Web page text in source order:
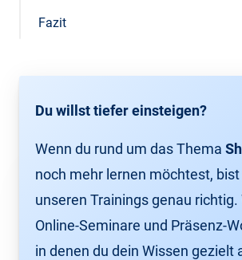
Fazit
Du willst tiefer einsteigen?
Wenn du rund um das Thema
noch mehr lernen möchtest, bist
unseren Trainings genau richtig.
Online-Seminare und Präsenz-
in denen du dein Wissen gezielt